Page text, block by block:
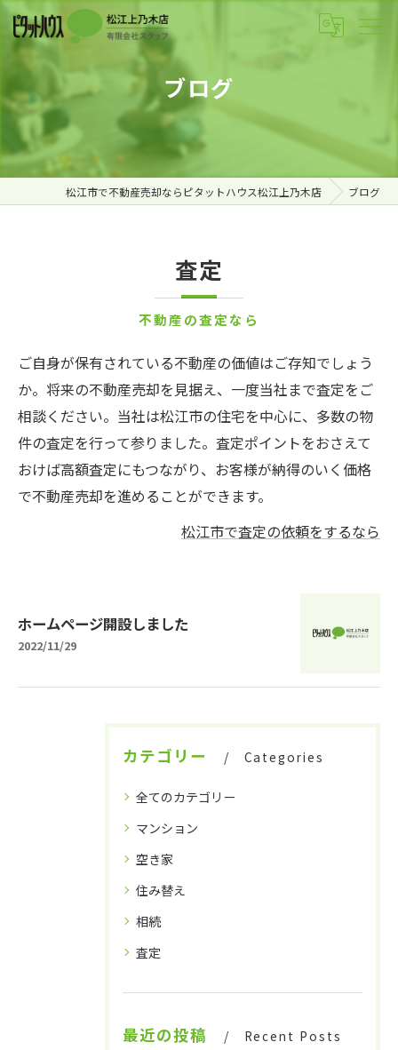
ブログ
松江市で不動産売却ならピタットハウス松江上乃木店 ブログ
査定
不動産の査定なら
ご自身が保有されている不動産の価値はご存知でしょう
か。将来の不動産売却を見据え、一度当社まで査定をご
相談ください。当社は松江市の住宅を中心に、多数の物
件の査定を行って参りました。査定ポイントをおさえて
おけば高額査定にもつながり、お客様が納得のいく価格
で不動産売却を進めることができます。
松江市で査定の依頼をするなら
ホームページ開設しました
2022/11/29
カテゴリー Categories
全てのカテゴリー
マンション
空き家
住み替え
相続
査定
最近の投稿 Recent Posts